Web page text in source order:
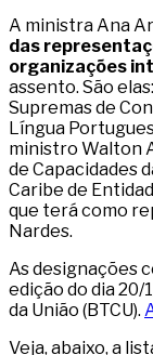
A ministra Ana
das
organizações
assento. São
Supremas de
Língua
ministro Walton
de Capacidades
Caribe de
que terá como
Nardes.
As designações
edição do dia 20/
da União (BTCU).
Veja, abaixo, a